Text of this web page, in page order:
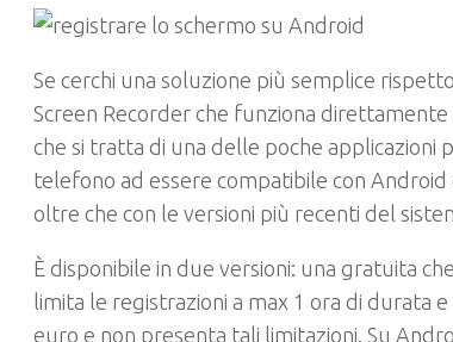
Se cerchi una soluzione più semplice
Screen Recorder che funziona
che si tratta di una delle poche applicazioni
telefono ad essere compatibile con
oltre che con le versioni più recenti del
È disponibile in due versioni: una gratuita
limita le registrazioni a max 1 ora di durata
euro e non presenta tali limitazioni. Su